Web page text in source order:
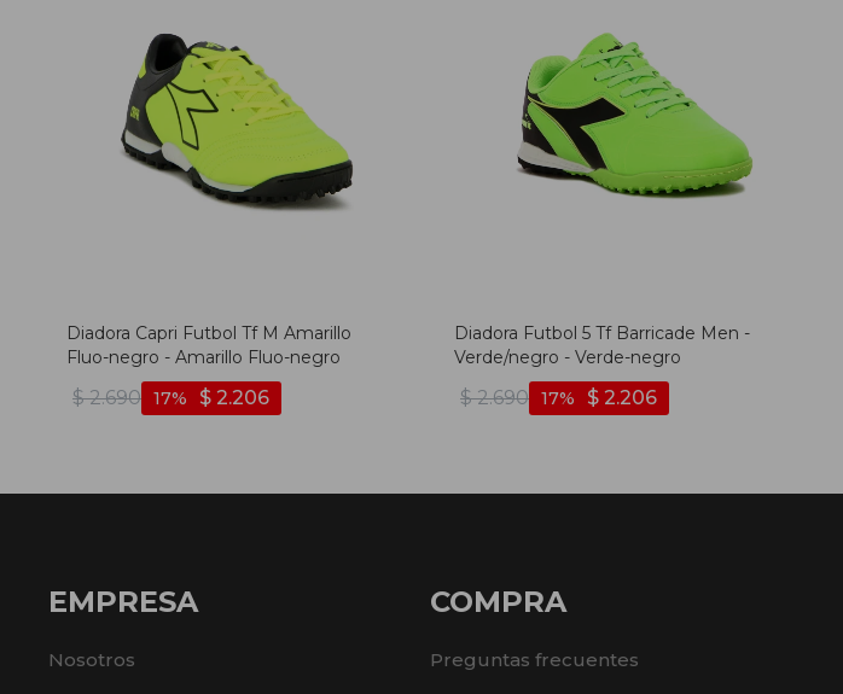
Diadora Capri Futbol Tf M Amarillo
Fluo-negro - Amarillo Fluo-negro
$ 2.690 $ 2.206
17
Diadora Futbol 5 Tf Barricade Men -
Verde/negro - Verde-negro
$ 2.690 $ 2.206
17
EMPRESA
Nosotros
COMPRA
Preguntas frecuentes